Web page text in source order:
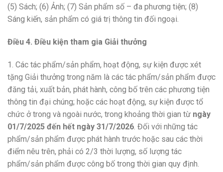
(5) Sách; (6) Ảnh; (7) Sản phẩm số – đa phương tiện; (8)
Sáng kiến, sản phẩm có giá trị thông tin đối ngoại.
Điều 4. Điều kiện tham gia Giải thưởng
1. Các tác phẩm/sản phẩm, hoạt động, sự kiện được xét
tặng Giải thưởng trong năm là các tác phẩm/sản phẩm được
đăng tải, xuất bản, phát hành, công bố trên các phương tiện
thông tin đại chúng; hoặc các hoạt động, sự kiện được tổ
chức ở trong và ngoài nước, trong khoảng thời gian từ ngày
01/7/2025 đến hết ngày 31/7/2026. Đối với những tác
phẩm/sản phẩm được phát hành trước hoặc sau các thời
điểm nêu trên, phải có 2/3 thời lượng, số lượng tác
phẩm/sản phẩm được công bố trong thời gian quy định.